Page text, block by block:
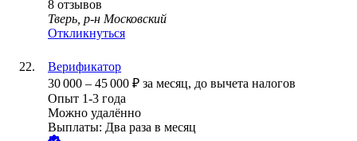
8 отзывов
Тверь, р-н Московский
Откликнуться
Верификатор
30 000 – 45 000 ₽ за месяц, до вычета налогов
Опыт 1-3 года
Можно удалённо
Выплаты: Два раза в месяц